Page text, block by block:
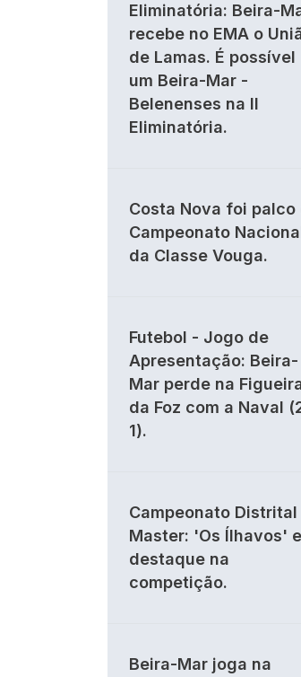
Eliminatória: Beira-
recebe no EMA o
de Lamas. É possível
um Beira-Mar -
Belenenses na II
Eliminatória.
Costa Nova foi palco
Campeonato
da Classe Vouga.
Futebol - Jogo de
Apresentação: Beira-
Mar perde na
da Foz com a Naval
1).
Campeonato Distrital
Master: 'Os Ílhavos'
destaque na
competição.
Beira-Mar joga na